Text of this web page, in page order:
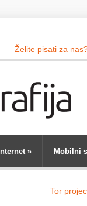
Želite pisati za
Internet» Mobilni
Tor